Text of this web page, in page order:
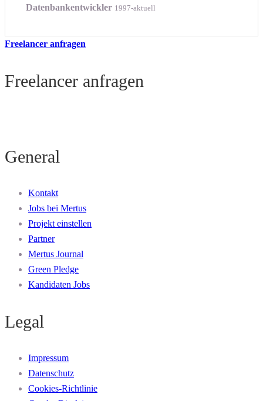
Datenbankentwickler 1997-aktuell
Freelancer anfragen
Freelancer anfragen
General
Kontakt
Jobs bei Mertus
Projekt einstellen
Partner
Mertus Journal
Green Pledge
Kandidaten Jobs
Legal
Impressum
Datenschutz
Cookies-Richtlinie